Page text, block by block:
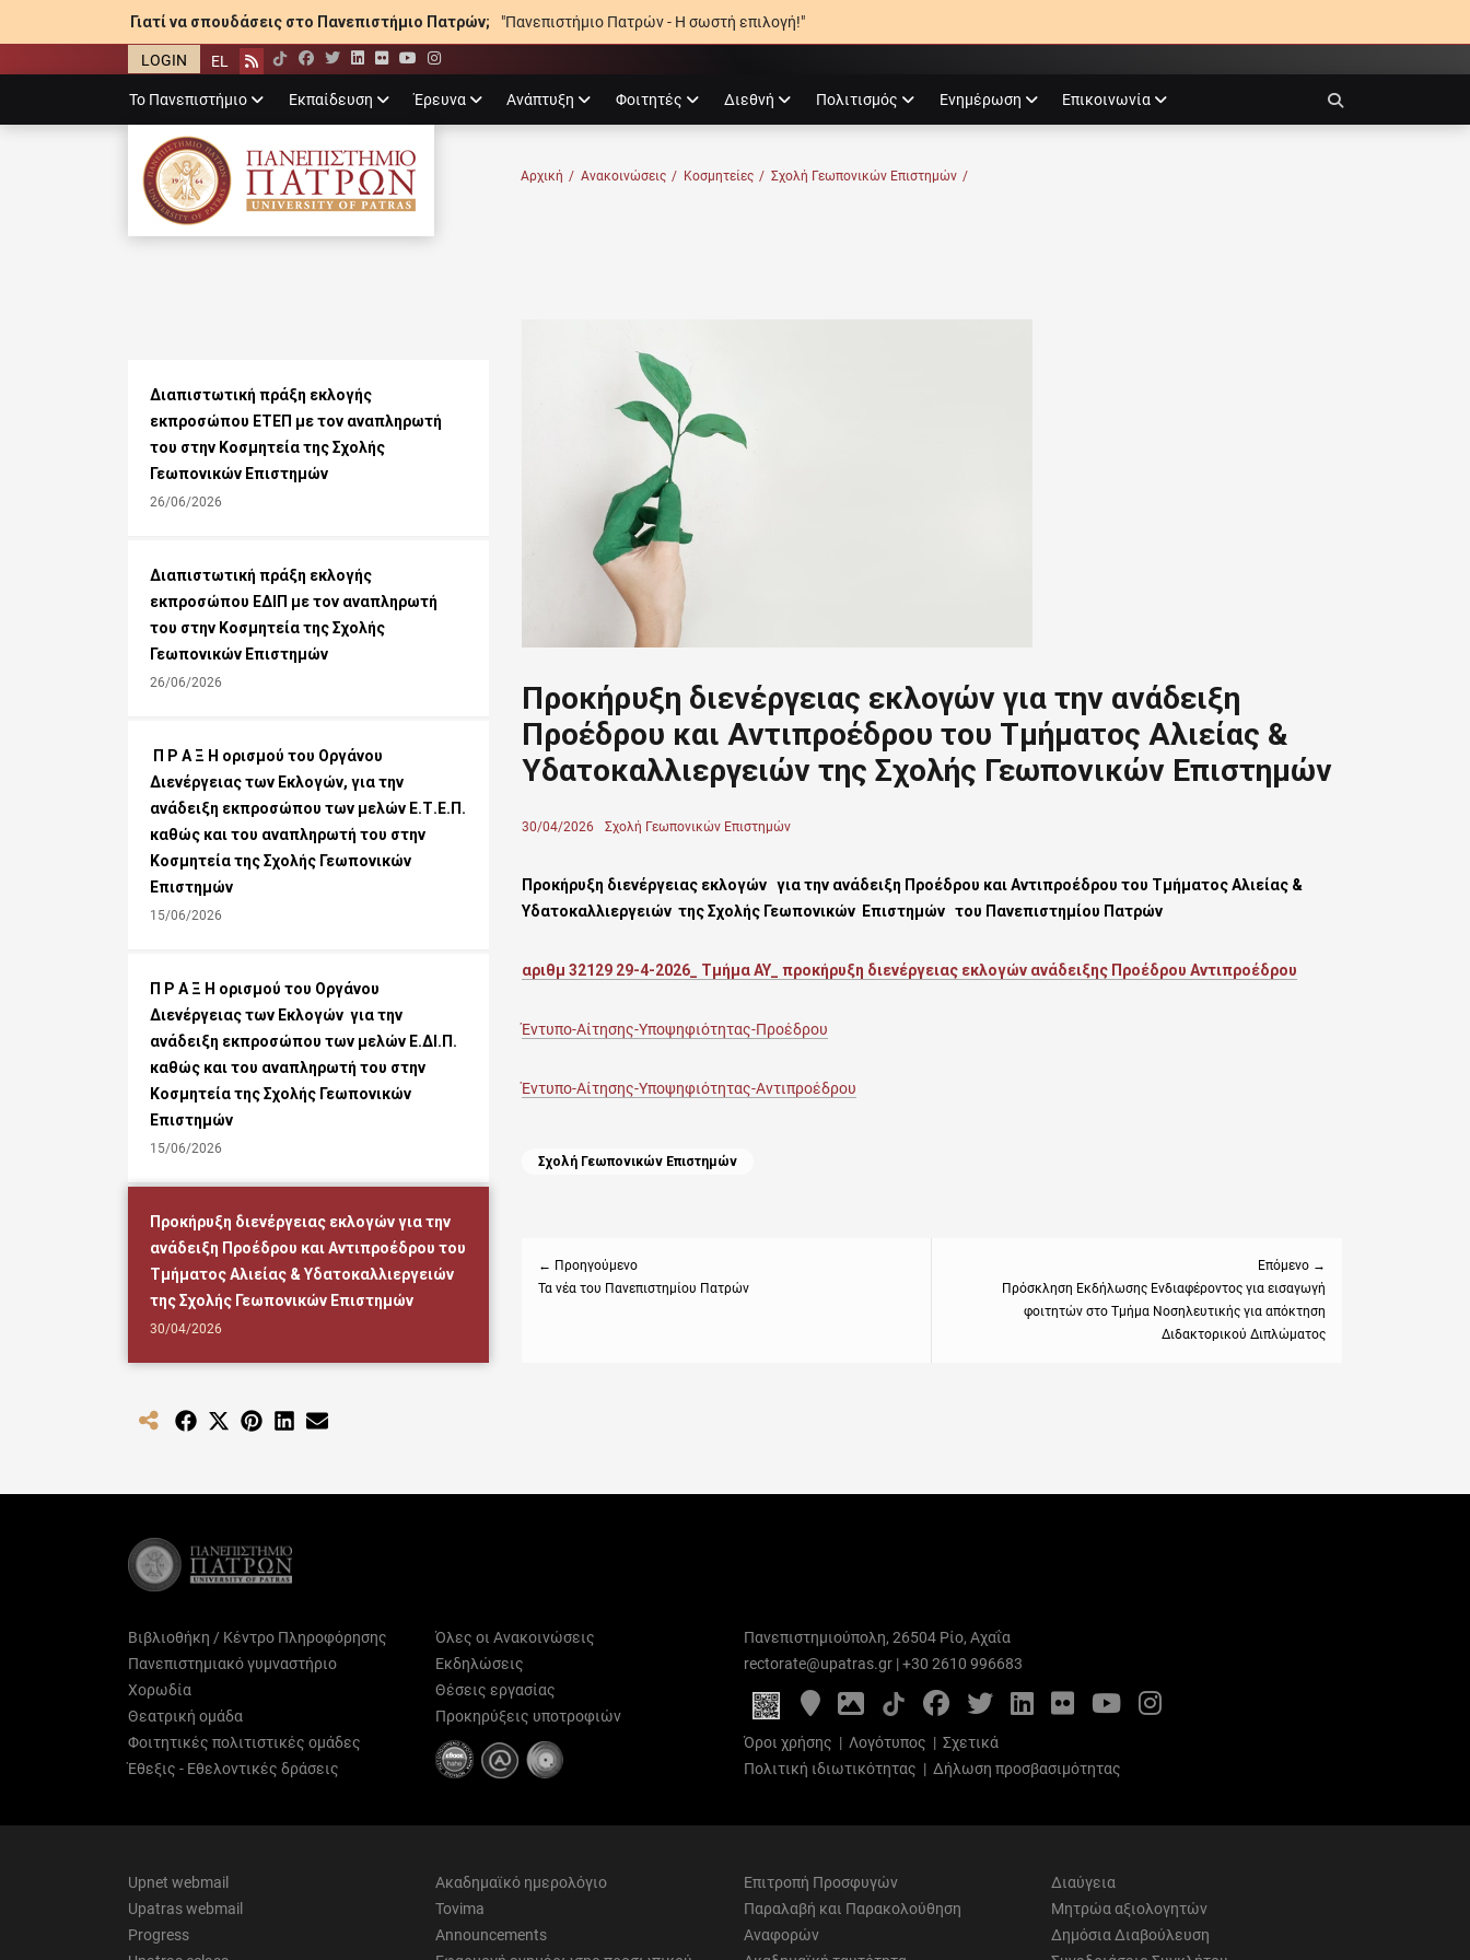
Γιατί να σπουδάσεις στο Πανεπιστήμιο Πατρών; "Πανεπιστήμιο Πατρών - Η σωστή επιλογή!"
LOGIN EL Rss Facebook
Twitter
LinkedIn
Flickr
YouTube
Instagram
menu
Το Πανεπιστήμιο Εκπαίδευση Έρευνα Ανάπτυξη Φοιτητές Διεθνή Πολιτισμός Ενημέρωση Επικοινωνία
ΠΑΝΕΠΙΣΤΉΜΙΟ ΠΑΤΡΏΝ
Αρχική / Ανακοινώσεις / Κοσμητείες / Σχολή Γεωπονικών Επιστημών /
Προκήρυξη διενέργειας εκλογών για την ανάδειξη
Προέδρου και Αντιπροέδρου του Τμήματος Αλιείας &
Υδατοκαλλιεργειών της Σχολής Γεωπονικών Επιστημών
Posted
30/04/2026 Author
Σχολή Γεωπονικών Επιστημών
Προκήρυξη διενέργειας εκλογών για την ανάδειξη Προέδρου και Αντιπροέδρου του Τμήματος Αλιείας &
Υδατοκαλλιεργειών της Σχολής Γεωπονικών Επιστημών του Πανεπιστημίου Πατρών
αριθμ 32129 29-4-2026_ Τμήμα AY_ προκήρυξη διενέργειας εκλογών ανάδειξης Προέδρου Αντιπροέδρου
Έντυπο-Αίτησης-Υποψηφιότητας-Προέδρου
Έντυπο-Αίτησης-Υποψηφιότητας-Αντιπροέδρου
Categories
Σχολή Γεωπονικών Επιστημών
← Προηγούμενο
Previous
Τα νέα του Πανεπιστημίου Πατρών
Επόμενο →
Πρόσκληση Εκδήλωσης Ενδιαφέροντος για εισαγωγή
φοιτητών στο Τμήμα Νοσηλευτικής για απόκτηση
Διδακτορικού Διπλώματος
Διαπιστωτική πράξη εκλογής
εκπροσώπου ΕΤΕΠ με τον αναπληρωτή
του στην Κοσμητεία της Σχολής
Γεωπονικών Επιστημών
26/06/2026
Διαπιστωτική πράξη εκλογής
εκπροσώπου ΕΔΙΠ με τον αναπληρωτή
του στην Κοσμητεία της Σχολής
Γεωπονικών Επιστημών
26/06/2026
Π Ρ Α Ξ Η ορισμoύ του Οργάνου
Διενέργειας των Εκλογών, για την
ανάδειξη εκπροσώπου των μελών Ε.Τ.Ε.Π.
καθώς και του αναπληρωτή του στην
Κοσμητεία της Σχολής Γεωπονικών
Επιστημών
15/06/2026
Π Ρ Α Ξ Η ορισμoύ του Οργάνου
Διενέργειας των Εκλογών για την
ανάδειξη εκπροσώπου των μελών Ε.ΔΙ.Π.
καθώς και του αναπληρωτή του στην
Κοσμητεία της Σχολής Γεωπονικών
Επιστημών
15/06/2026
Προκήρυξη διενέργειας εκλογών για την
ανάδειξη Προέδρου και Αντιπροέδρου του
Τμήματος Αλιείας & Υδατοκαλλιεργειών
της Σχολής Γεωπονικών Επιστημών
30/04/2026
Share Share
(Twitter)
Share Share
Βιβλιοθήκη / Κέντρο Πληροφόρησης
Πανεπιστημιακό γυμναστήριο
Χορωδία
Θεατρική ομάδα
Φοιτητικές πολιτιστικές ομάδες
Έθεξις - Εθελοντικές δράσεις
Όλες οι Ανακοινώσεις
Εκδηλώσεις
Θέσεις εργασίας
Προκηρύξεις υποτροφιών
Πανεπιστημιούπολη, 26504 Ρίο, Αχαΐα
rectorate@upatras.gr|+30 2610 996683
Google
Maps
Photo
Gallery
FacebookTwitterLinkedIn
FlickrYouTubeInstagram
Όροι χρήσης | Λογότυπος | Σχετικά
Πολιτική ιδιωτικότητας | Δήλωση προσβασιμότητας
Upnet webmail
Upatras webmail
Progress
Ακαδημαϊκό ημερολόγιο
Tovima
Announcements
Επιτροπή Προσφυγών
Παραλαβή και Παρακολούθηση
Αναφορών
Διαύγεια
Μητρώα αξιολογητών
Δημόσια Διαβούλευση